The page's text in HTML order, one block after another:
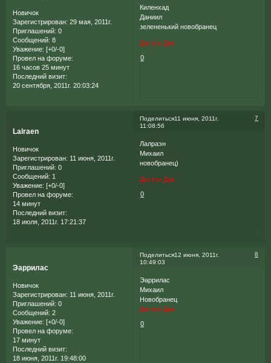
Новичок
Зарегистрирован: 29 мая, 2011г.
Приглашений: 0
Сообщений: 8
Уважение: [+0/-0]
Провел на форуме:
16 часов 25 минут
Последний визит:
20 сентября, 2011г. 20:03:24
Киленхад
Даниил
зелененький новобранец
Доступ Дан
0
Поделиться 7
11 июня, 2011г.
11:08:56
Lalraen
Новичок
Зарегистрирован: 11 июня, 2011г.
Приглашений: 0
Сообщений: 1
Уважение: [+0/-0]
Провел на форуме:
14 минут
Последний визит:
18 июля, 2011г. 17:21:37
Лалраэн
Михаил
новобранец)
Доступ Дан
0
Поделиться 8
12 июня, 2011г.
10:49:03
Эаррилас
Новичок
Зарегистрирован: 11 июня, 2011г.
Приглашений: 0
Сообщений: 2
Уважение: [+0/-0]
Провел на форуме:
17 минут
Последний визит:
18 июня, 2011г. 19:48:00
Эаррилас
Михаил
Новобранец
Доступ Дан
0